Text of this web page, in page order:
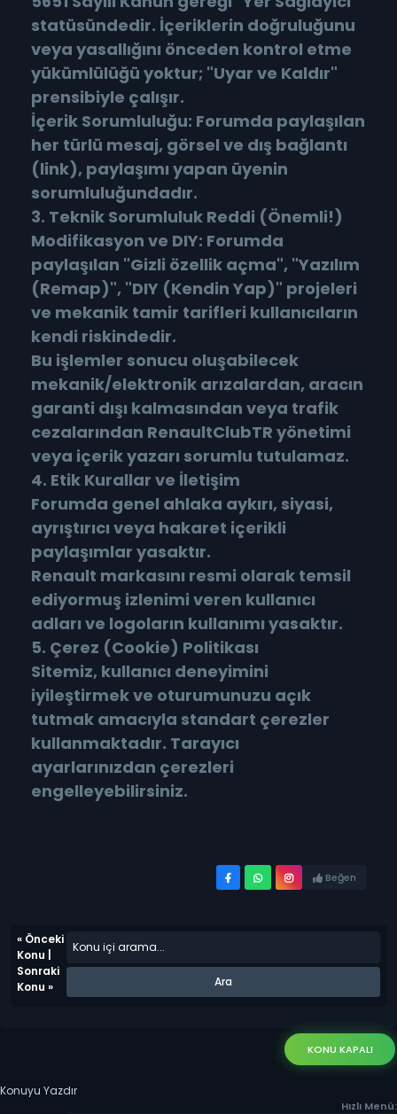
statüsündedir. İçeriklerin doğruluğunu
veya yasallığını önceden kontrol etme
yükümlülüğü yoktur; "Uyar ve Kaldır"
prensibiyle çalışır.
İçerik Sorumluluğu: Forumda paylaşılan
her türlü mesaj, görsel ve dış bağlantı
(link), paylaşımı yapan üyenin
sorumluluğundadır.
3. Teknik Sorumluluk Reddi (Önemli!)
Modifikasyon ve DIY: Forumda
paylaşılan "Gizli özellik açma", "Yazılım
(Remap)", "DIY (Kendin Yap)" projeleri
ve mekanik tamir tarifleri kullanıcıların
kendi riskindedir.
Bu işlemler sonucu oluşabilecek
mekanik/elektronik arızalardan, aracın
garanti dışı kalmasından veya trafik
cezalarından RenaultClubTR yönetimi
veya içerik yazarı sorumlu tutulamaz.
4. Etik Kurallar ve İletişim
Forumda genel ahlaka aykırı, siyasi,
ayrıştırıcı veya hakaret içerikli
paylaşımlar yasaktır.
Renault markasını resmi olarak temsil
ediyormuş izlenimi veren kullanıcı
adları ve logoların kullanımı yasaktır.
5. Çerez (Cookie) Politikası
Sitemiz, kullanıcı deneyimini
iyileştirmek ve oturumunuzu açık
tutmak amacıyla standart çerezler
kullanmaktadır. Tarayıcı
ayarlarınızdan çerezleri
engelleyebilirsiniz.
Beğen
« Önceki
Konu
Sonraki
Konu »
KONU KAPALI
Konuyu Yazdır
Hızlı Menü: